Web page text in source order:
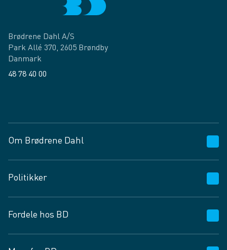
Brødrene Dahl A/S
Park Allé 370, 2605 Brøndby
Danmark
48 78 40 00
Om Brødrene Dahl
Vagttelefon 30 10 89 89
Spørgsmål og svar
Job og karriere
Fødevarekontrolrapport
Politikker
Privatlivspolitik
Cookies
Fordele hos BD